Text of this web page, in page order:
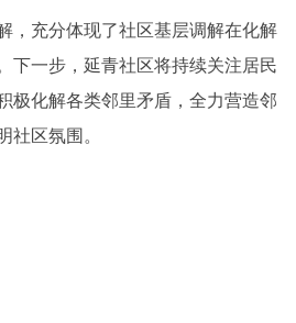
充分体现了社区基层调解在化解
下一步，延青社区将持续关注居民
极化解各类邻里矛盾，全力营造邻
社区氛围。